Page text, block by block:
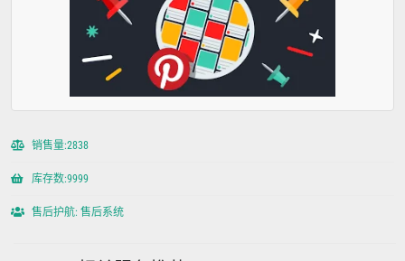
销售量:2838
库存数:9999
售后护航: 售后系统